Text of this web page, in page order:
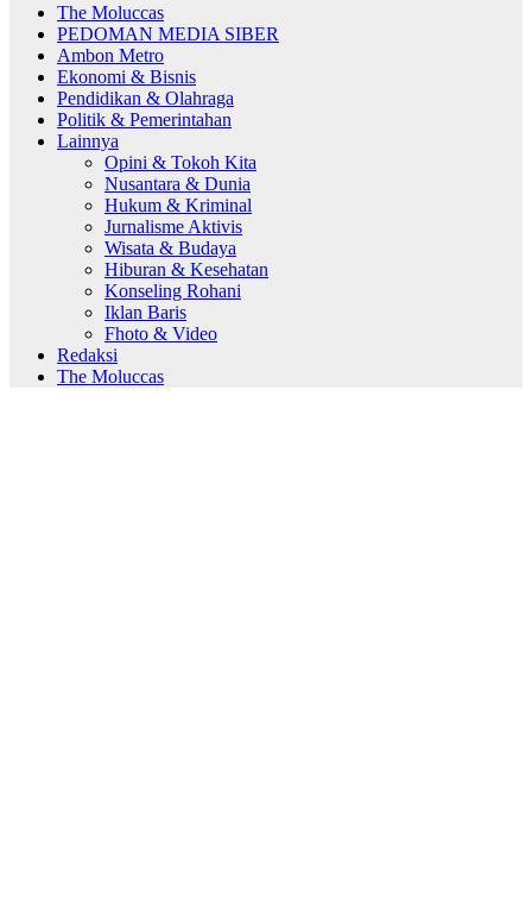
The Moluccas
PEDOMAN MEDIA SIBER
Ambon Metro
Ekonomi & Bisnis
Pendidikan & Olahraga
Politik & Pemerintahan
Lainnya
Opini & Tokoh Kita
Nusantara & Dunia
Hukum & Kriminal
Jurnalisme Aktivis
Wisata & Budaya
Hiburan & Kesehatan
Konseling Rohani
Iklan Baris
Fhoto & Video
Redaksi
The Moluccas